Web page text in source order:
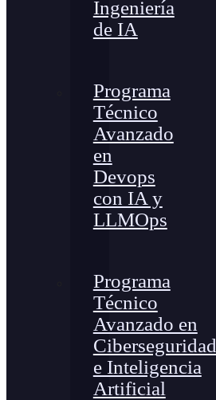
Ingeniería
de IA
Programa
Técnico
Avanzado
en
Devops
con IA y
LLMOps
Programa
Técnico
Avanzado en
Ciberseguridad
e Inteligencia
Artificial